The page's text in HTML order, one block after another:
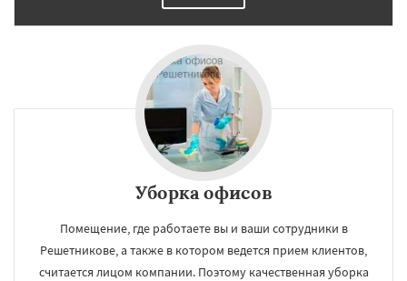
Уборка офисов
Помещение, где работаете вы и ваши сотрудники в
Решетникове, а также в котором ведется прием клиентов,
считается лицом компании. Поэтому качественная уборка